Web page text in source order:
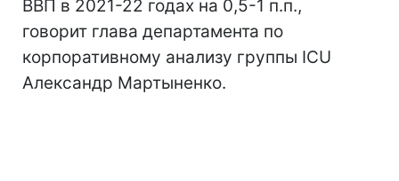
ВВП в 2021-22 годах на 0,5-1 п.п.,
говорит глава департамента по
корпоративному анализу группы ICU
Александр Мартыненко.